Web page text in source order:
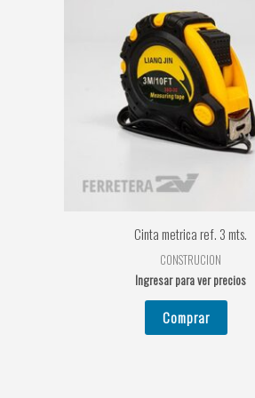
Cinta metrica ref. 3 mts.
CONSTRUCION
Ingresar para ver precios
Comprar